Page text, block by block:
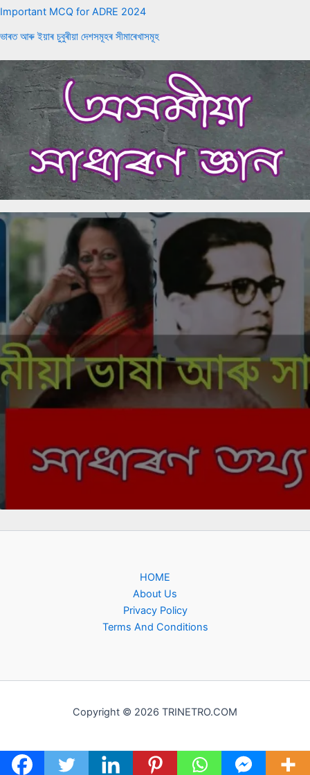
Important MCQ for ADRE 2024
ভাৰত আৰু ইয়াৰ চুবুৰীয়া দেশসমূহৰ সীমাৰেখাসমূহ
HOME
About Us
Privacy Policy
Terms And Conditions
Copyright © 2026 TRINETRO.COM